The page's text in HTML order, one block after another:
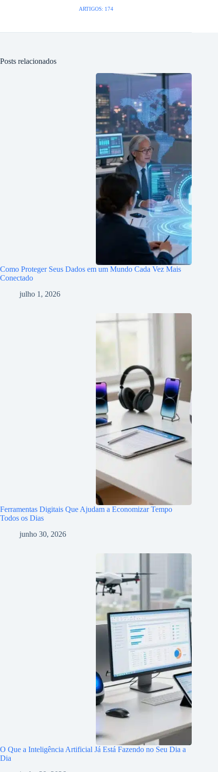
ARTIGOS: 174
Posts relacionados
Como Proteger Seus Dados em um Mundo Cada Vez Mais
Conectado
julho 1, 2026
Ferramentas Digitais Que Ajudam a Economizar Tempo
Todos os Dias
junho 30, 2026
O Que a Inteligência Artificial Já Está Fazendo no Seu Dia a
Dia